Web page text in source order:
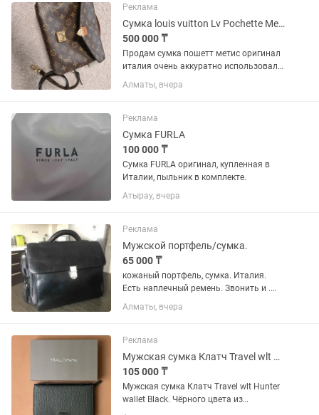
Реклама
Сумка louis vuitton Lv Pochette Metis пишет метис оригинал
500 000 ₸
Продам сумка пошетт метис оригинал
италия очень аккуратно использовали
.не путайте Франции Испании или
другой это made in Italy код есть
Сумка Pochette Métis,...
Алматы, вчера
Реклама
Сумка FURLA
100 000 ₸
Сумка FURLA оригинал, купленная в
Италии, пыльник в комплекте.
Атырау, вчера
Реклама
Мужской портфель/сумка.
65 000 ₸
кожаный портфель, сумка. Италия.
Есть наплечный ремень. Звонить и .
Чат.
Алматы, вчера
Реклама
Мужская сумка Клатч Travel wlt Hunter wallet Black
105 000 ₸
Мужская сумка Клатч Travel wlt Hunter
wallet Black. Чёрного цвета из
натуральной кожи с застёжкой на